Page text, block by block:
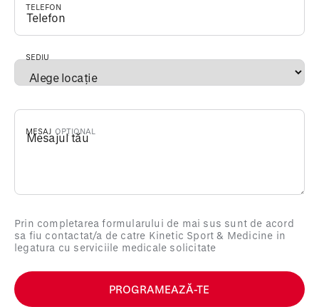
TELEFON
SEDIU
MESAJ
Prin completarea formularului de mai sus sunt de acord
sa fiu contactat/a de catre Kinetic Sport & Medicine in
legatura cu serviciile medicale solicitate
PROGRAMEAZĂ-TE